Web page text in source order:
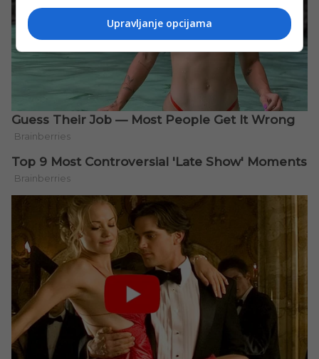
Upravljanje opcijama